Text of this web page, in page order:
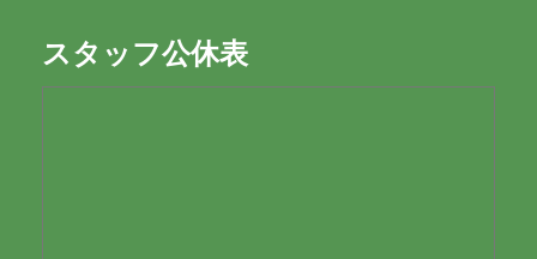
スタッフ公休表